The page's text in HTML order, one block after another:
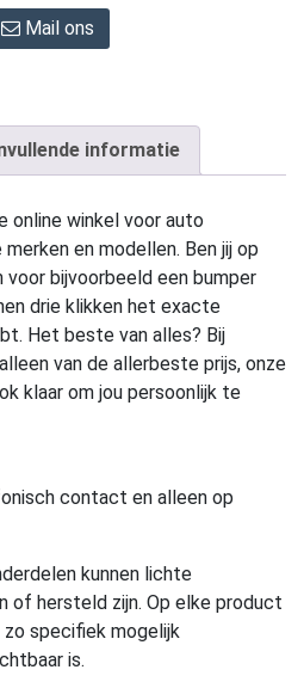
Mail ons
informatie
online winkel voor auto
en modellen. Ben jij op
voor bijvoorbeeld een bumper
drie klikken het exacte
Het beste van alles? Bij
van de allerbeste prijs, onze
klaar om jou persoonlijk te
contact en alleen op
kunnen lichte
of hersteld zijn. Op elke product
specifiek mogelijk
is.